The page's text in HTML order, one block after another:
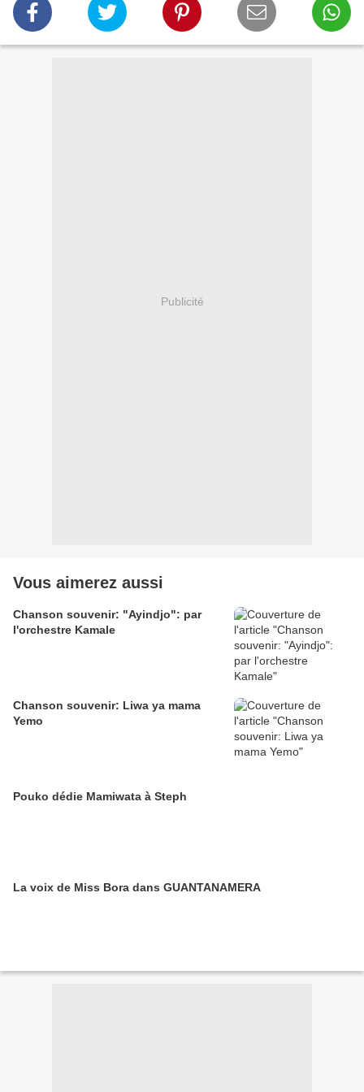
Publicité
Vous aimerez aussi
Chanson souvenir: "Ayindjo": par
l'orchestre Kamale
Chanson souvenir: Liwa ya mama
Yemo
Pouko dédie Mamiwata à Steph
La voix de Miss Bora dans GUANTANAMERA